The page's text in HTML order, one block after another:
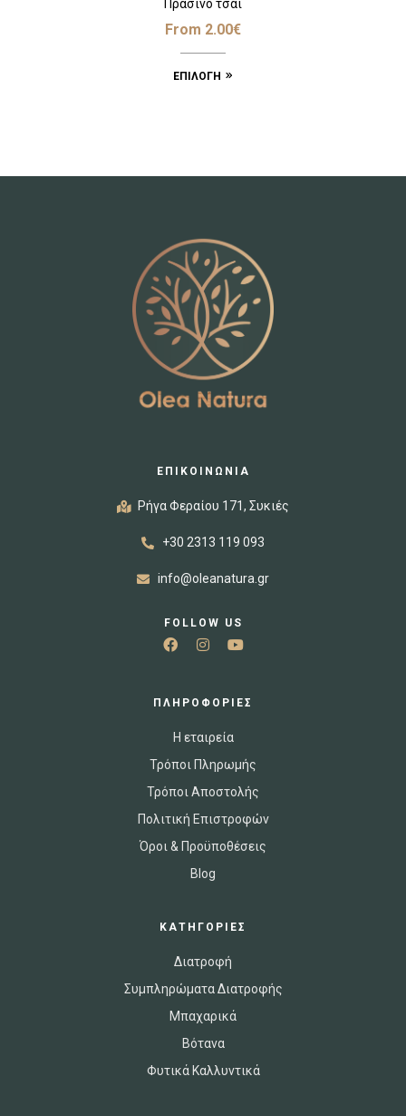
Πράσινο τσάι
From 2.00€
ΕΠΙΛΟΓΉ
ΕΠΙΚΟΙΝΩΝΙΑ
Ρήγα Φεραίου 171, Συκιές
+30 2313 119 093
info@oleanatura.gr
FOLLOW US
ΠΛΗΡΟΦΟΡΙΕΣ
Η εταιρεία
Τρόποι Πληρωμής
Τρόποι Αποστολής
Πολιτική Επιστροφών
Όροι & Προϋποθέσεις
Blog
ΚΑΤΗΓΟΡΙΕΣ
Διατροφή
Συμπληρώματα Διατροφής
Μπαχαρικά
Βότανα
Φυτικά Καλλυντικά